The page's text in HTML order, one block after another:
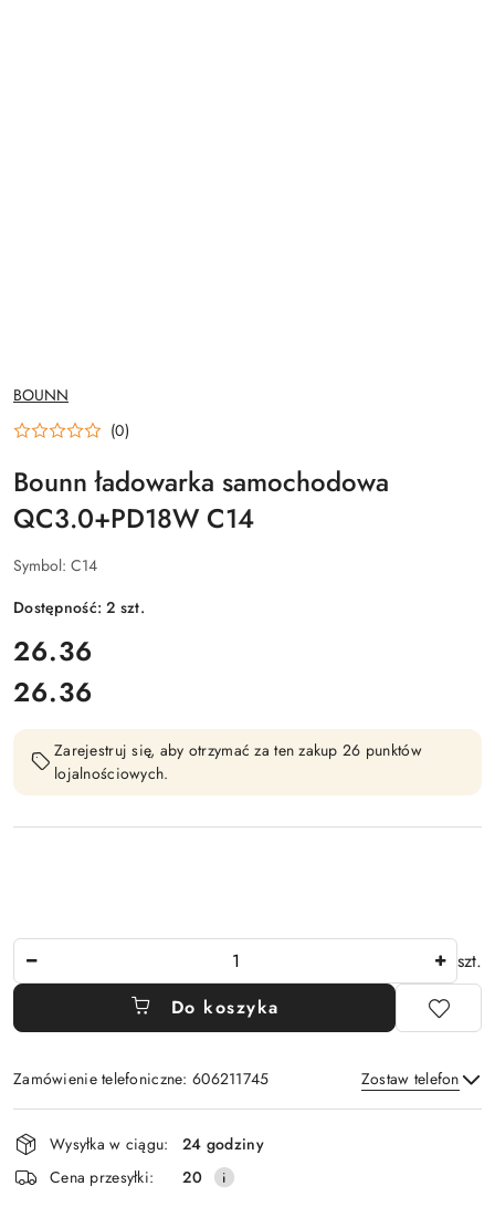
NAZWA
PRODUCENTA:
BOUNN
(0)
Bounn ładowarka samochodowa
QC3.0+PD18W C14
Symbol: C14
Dostępność:2 szt.
cena:
26.36
Cena:
26.36
Zarejestruj się, aby otrzymać za ten zakup 26 punktów
lojalnościowych.
szt.
Do koszyka
Zamówienie telefoniczne: 606211745 Zostaw telefon
Wyślij
Dostępność
i
dostawa
Wysyłka w ciągu:
24 godziny
Cena przesyłki:
20